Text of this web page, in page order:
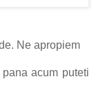
Ne apropiem
acum puteti